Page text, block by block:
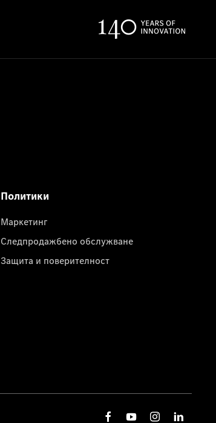
Политики
Маркетинг
Следпродажбено обслужване
Защита и поверителност